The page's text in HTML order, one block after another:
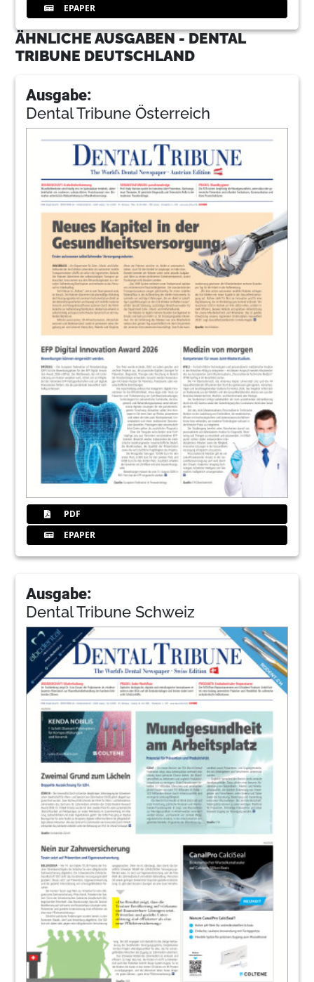
EPAPER
ÄHNLICHE AUSGABEN - DENTAL
TRIBUNE DEUTSCHLAND
Ausgabe:
Dental Tribune Österreich
PDF
EPAPER
Ausgabe:
Dental Tribune Schweiz